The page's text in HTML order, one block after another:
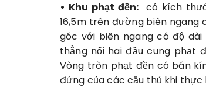
• Khu phạt đền: có kích
16,5mtrên đường biên ngang
góc với biên ngang có độ dài
thẳng nối hai đầu cung phạt
Vòng tròn phạt đền có bán
đứng của các cầu thủ khi thực